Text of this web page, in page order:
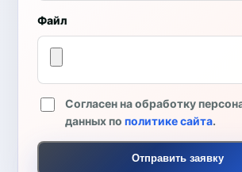
Файл
Согласен на обработку
данных пополитике сайта.
Отправить заявку